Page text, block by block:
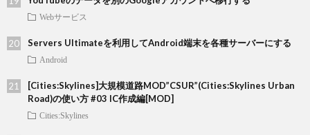
Webサービス
Servers Ultimateを利用してAndroid端末を各種サーバーにする
Android
[Cities:Skylines]大規模道路MOD”CSUR”(Cities:Skylines Urban
Road)の使い方 #03 IC作成編[MOD]
Cities:Skylines